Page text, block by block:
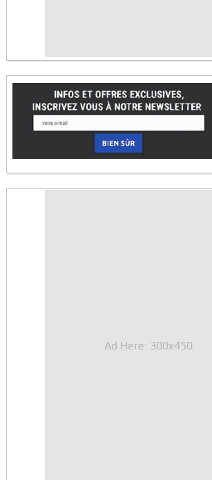
Ad Here: 300x450